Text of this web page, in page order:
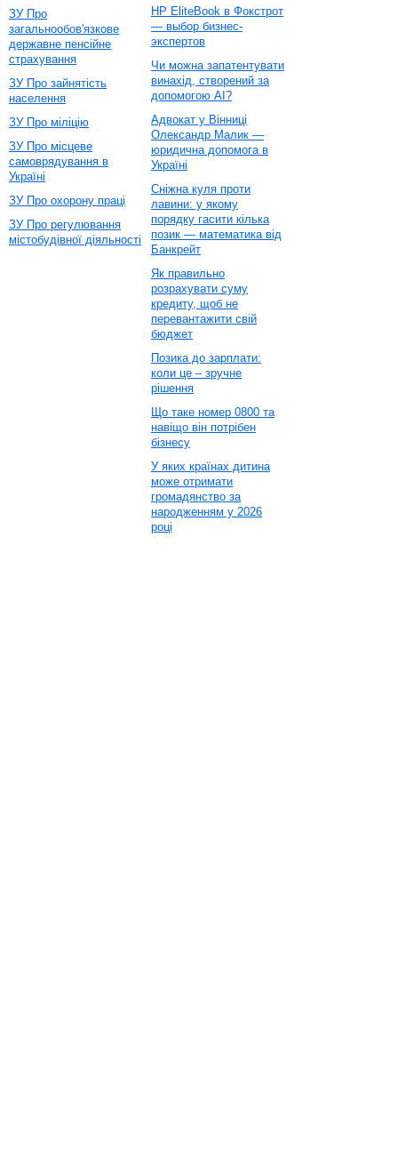
ЗУ Про
загальнообов'язкове
державне пенсійне
страхування
ЗУ Про зайнятість
населення
ЗУ Про міліцію
ЗУ Про місцеве
самоврядування в
Україні
ЗУ Про охорону праці
ЗУ Про регулювання
містобудівної діяльності
HP EliteBook в Фокстрот
— выбор бизнес-
экспертов
Чи можна запатентувати
винахід, створений за
допомогою AI?
Адвокат у Вінниці
Олександр Малик —
юридична допомога в
Україні
Сніжна куля проти
лавини: у якому
порядку гасити кілька
позик — математика від
Банкрейт
Як правильно
розрахувати суму
кредиту, щоб не
перевантажити свій
бюджет
Позика до зарплати:
коли це – зручне
рішення
Що таке номер 0800 та
навіщо він потрібен
бізнесу
У яких країнах дитина
може отримати
громадянство за
народженням у 2026
році